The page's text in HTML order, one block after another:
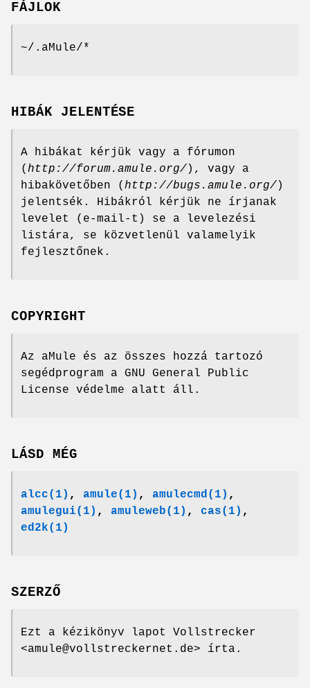
FÁJLOK
~/.aMule/*
HIBÁK JELENTÉSE
A hibákat kérjük vagy a fórumon
( http://forum.amule.org/), vagy a
hibakövetőben ( http://bugs.amule.org/)
jelentsék. Hibákról kérjük ne írjanak
levelet (e-mail-t) se a levelezési
listára, se közvetlenül valamelyik
fejlesztőnek.
COPYRIGHT
Az aMule és az összes hozzá tartozó
segédprogram a GNU General Public
License védelme alatt áll.
LÁSD MÉG
alcc(1) , amule(1) , amulecmd(1) ,
amulegui(1) , amuleweb(1) , cas(1) ,
ed2k(1)
SZERZŐ
Ezt a kézikönyv lapot Vollstrecker
<amule@vollstreckernet.de> írta.